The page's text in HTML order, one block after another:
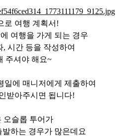
로 여행 계획서!
여행을 가게 되는 경우
, 시간 등을 작성하여
주셔야 해요~
일에 매니저에게 제출하여
받아주시면 됩니다!
오슬롭 투어가
하는 경우가 많은데요